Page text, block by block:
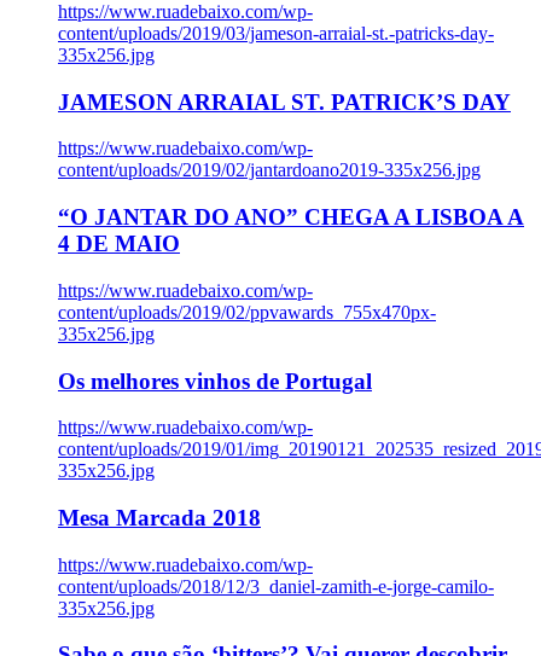
https://www.ruadebaixo.com/wp-
content/uploads/2019/03/jameson-arraial-st.-patricks-day-
335x256.jpg
JAMESON ARRAIAL ST. PATRICK’S DAY
https://www.ruadebaixo.com/wp-
content/uploads/2019/02/jantardoano2019-335x256.jpg
“O JANTAR DO ANO” CHEGA A LISBOA A
4 DE MAIO
https://www.ruadebaixo.com/wp-
content/uploads/2019/02/ppvawards_755x470px-
335x256.jpg
Os melhores vinhos de Portugal
https://www.ruadebaixo.com/wp-
content/uploads/2019/01/
335x256.jpg
Mesa Marcada 2018
https://www.ruadebaixo.com/wp-
content/uploads/2018/12/3_daniel-zamith-e-jorge-camilo-
335x256.jpg